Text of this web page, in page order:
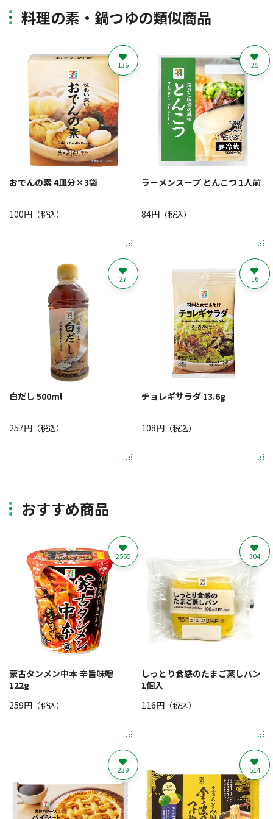
料理の素・鍋つゆの類似商品
おでんの素 4皿分×3袋
100円 （税込）
136
ラーメンスープ とんこつ 1人前
84円（税込）
25
白だし 500ml
257円 （税込）
27
チョレギサラダ 13.6g
108円（税込）
16
おすすめ商品
蒙古タンメン中本 辛旨味噌
122g
259円 （税込）
2565
しっとり食感のたまご蒸しパン
1個入
116円（税込）
304
239 514